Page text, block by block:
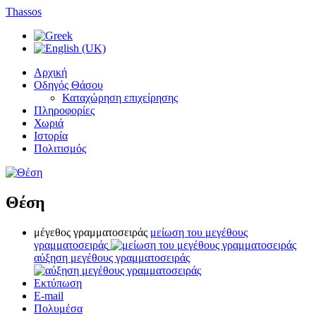
Thassos
Αρχική
Οδηγός Θάσου
Καταχώρηση επιχείρησης
Πληροφορίες
Χωριά
Ιστορία
Πολιτισμός
Θέση
μέγεθος γραμματοσειράς μείωση του μεγέθους
γραμματοσειράς
αύξηση μεγέθους γραμματοσειράς
Εκτύπωση
E-mail
Πολυμέσα